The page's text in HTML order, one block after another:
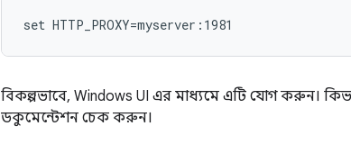
set HTTP_PROXY=myserver:1981
বিকল্পভাবে, Windows UI এর মাধ্যমে এটি যোগ করুন।
ডকুমেন্টেশন চেক করুন।